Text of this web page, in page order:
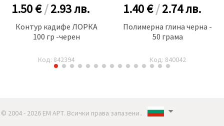
1.50 €/2.93лв.
Контур кадифе ЛОРКА
100 гр -черен
Код: 842394
1.40 €/2.74лв.
Полимерна глина черна -
50 грама
Код: 840042
© 2004 - 2026 ЕМ АРТ. Всички права запазени..